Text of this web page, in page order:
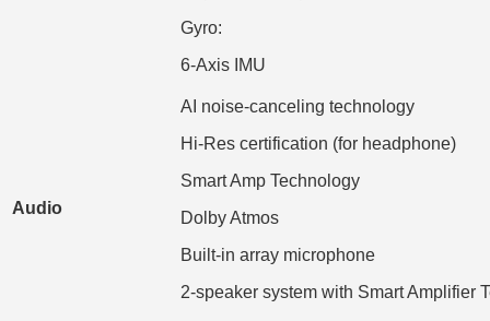
Gyro:
6-Axis IMU
Audio
AI noise-canceling technology
Hi-Res certification (for headphone)
Smart Amp Technology
Dolby Atmos
Built-in array microphone
2-speaker system with Smart Amplifier